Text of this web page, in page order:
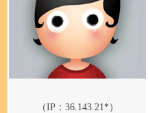
（IP： 36.143.21* ）